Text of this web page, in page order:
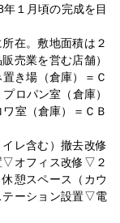
１月頃の完成を目
在。敷地面積は２
売業を営む店舗）
き場（倉庫）＝Ｃ
ロパン室（倉庫）
室（倉庫）＝ＣＢ
レ含む）撤去改修
オフィス改修▽２
憩スペース（カウ
ーション設置▽電